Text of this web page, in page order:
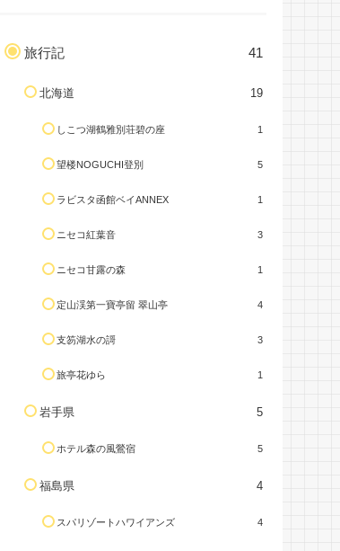
旅行記 41
北海道 19
しこつ湖鶴雅別荘碧の座 1
望楼NOGUCHI登別 5
ラビスタ函館ベイANNEX 1
ニセコ紅葉音 3
ニセコ甘露の森 1
定山渓第一寶亭留 翠山亭 4
支笏湖水の謌 3
旅亭花ゆら 1
岩手県 5
ホテル森の風鶯宿 5
福島県 4
スパリゾートハワイアンズ 4